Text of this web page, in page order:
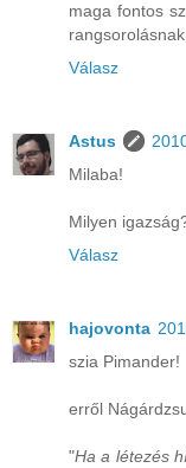
maga fontos
Válasz
Astus
Milaba!
Milyen
Válasz
hajovonta
szia Pimander!
erről
"Ha a létezés